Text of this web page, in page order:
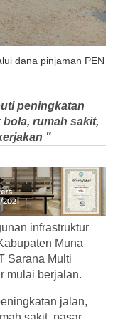
dana pinjaman PEN
peningkatan
rumah sakit,
"
infrastruktur
Muna
Sarana Multi
mulai berjalan.
jalan,